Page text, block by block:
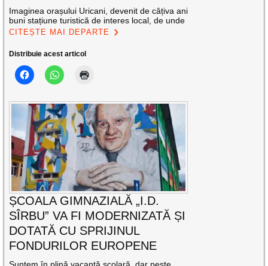
Imaginea orașului Uricani, devenit de câțiva ani
buni stațiune turistică de interes local, de unde
CITEȘTE MAI DEPARTE
Distribuie acest articol
ȘCOALA GIMNAZIALĂ „I.D.
SÎRBU” VA FI MODERNIZATĂ ȘI
DOTATĂ CU SPRIJINUL
FONDURILOR EUROPENE